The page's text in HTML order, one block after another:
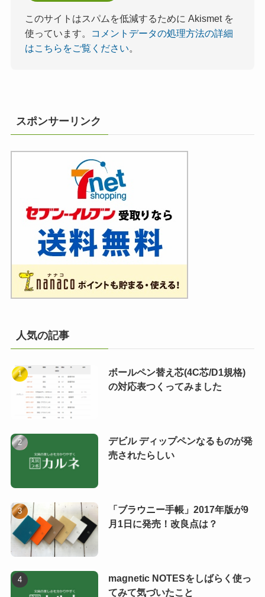
このサイトはスパムを低減するために Akismet を
使っています。
コメントデータの処理方法の詳細
はこちらをご覧ください。
スポンサーリンク
人気の記事
ボールペン替え芯(4C芯/D1規格)
の対応表つくってみました
デビル ディップペンなるものが発
売されたらしい
「ブラウニー手帳」2017年版が9
月1日に発売！改良点は？
magnetic NOTESをしばらく使っ
てみて気づいたこと